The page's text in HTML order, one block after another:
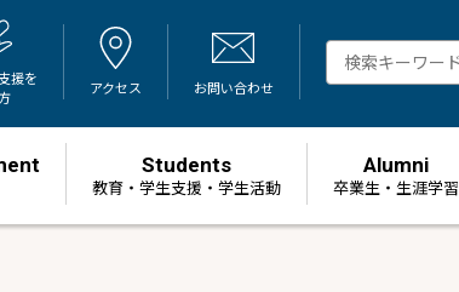
援を
アクセス お問い合わせ
Students
教育・学生支援・学生活動
Alumni
卒業生・生涯学習